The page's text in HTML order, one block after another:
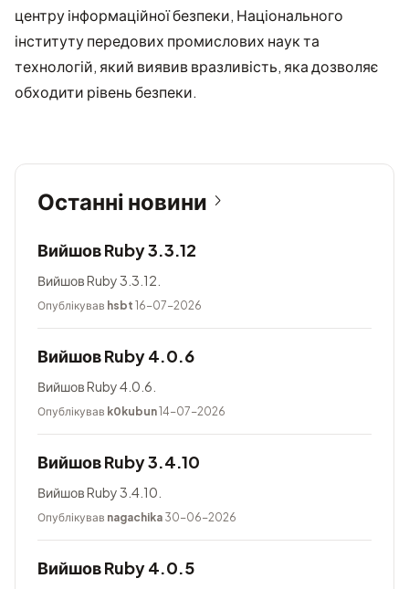
центру інформаційної безпеки, Національного
інституту передових промислових наук та
технологій, який виявив вразливість, яка дозволяє
обходити рівень безпеки.
Останні новини
Вийшов Ruby 3.3.12
Вийшов Ruby 3.3.12.
Опублікував hsbt 16-07-2026
Вийшов Ruby 4.0.6
Вийшов Ruby 4.0.6.
Опублікував k0kubun14-07-2026
Вийшов Ruby 3.4.10
Вийшов Ruby 3.4.10.
Опублікував nagachika 30-06-2026
Вийшов Ruby 4.0.5